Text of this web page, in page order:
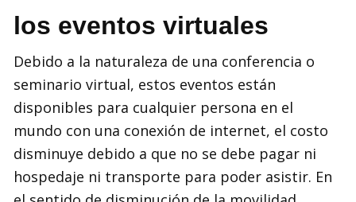
los eventos virtuales
Debido a la naturaleza de una conferencia o
seminario virtual, estos eventos están
disponibles para cualquier persona en el
mundo con una conexión de internet, el costo
disminuye debido a que no se debe pagar ni
hospedaje ni transporte para poder asistir. En